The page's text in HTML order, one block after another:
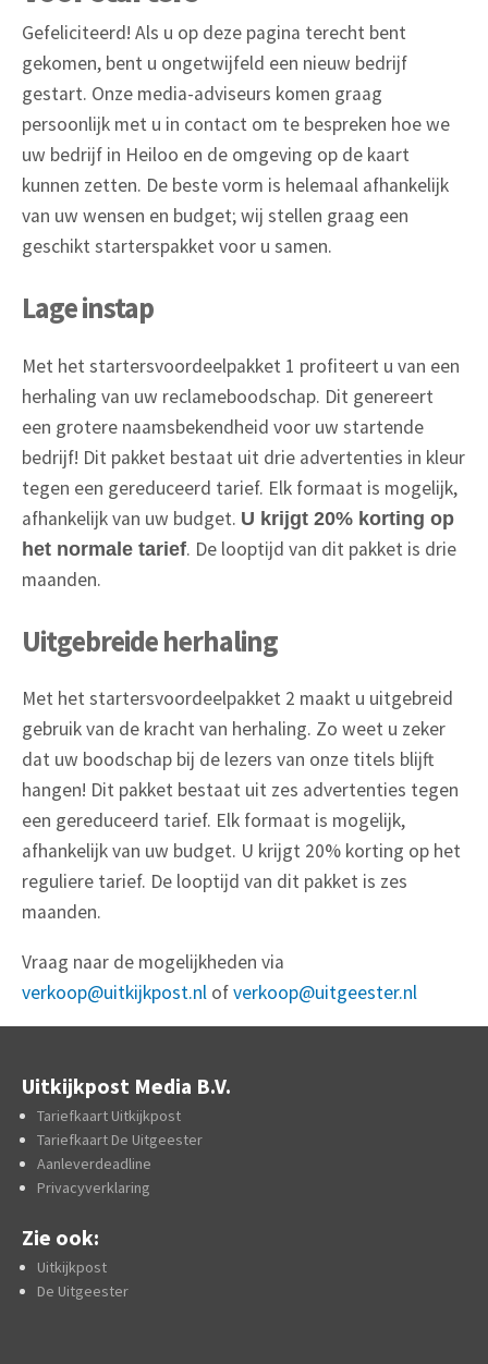
Gefeliciteerd! Als u op deze pagina terecht bent
gekomen, bent u ongetwijfeld een nieuw bedrijf
gestart. Onze media-adviseurs komen graag
persoonlijk met u in contact om te bespreken hoe we
uw bedrijf in Heiloo en de omgeving op de kaart
kunnen zetten. De beste vorm is helemaal afhankelijk
van uw wensen en budget; wij stellen graag een
geschikt starterspakket voor u samen.
Lage instap
Met het startersvoordeelpakket 1 profiteert u van een
herhaling van uw reclameboodschap. Dit genereert
een grotere naamsbekendheid voor uw startende
bedrijf! Dit pakket bestaat uit drie advertenties in kleur
tegen een gereduceerd tarief. Elk formaat is mogelijk,
afhankelijk van uw budget. U krijgt 20% korting op
het normale tarief. De looptijd van dit pakket is drie
maanden.
Uitgebreide herhaling
Met het startersvoordeelpakket 2 maakt u uitgebreid
gebruik van de kracht van herhaling. Zo weet u zeker
dat uw boodschap bij de lezers van onze titels blijft
hangen! Dit pakket bestaat uit zes advertenties tegen
een gereduceerd tarief. Elk formaat is mogelijk,
afhankelijk van uw budget. U krijgt 20% korting op het
reguliere tarief. De looptijd van dit pakket is zes
maanden.
Vraag naar de mogelijkheden via
verkoop@uitkijkpost.nl ofverkoop@uitgeester.nl
Uitkijkpost Media B.V.
Tariefkaart Uitkijkpost
Tariefkaart De Uitgeester
Aanleverdeadline
Privacyverklaring
Zie ook:
Uitkijkpost
De Uitgeester